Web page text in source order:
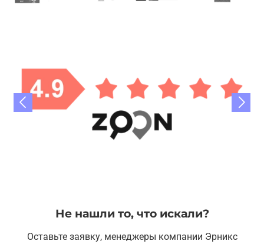
Не нашли то, что искали?
Оставьте заявку, менеджеры компании Эрникс